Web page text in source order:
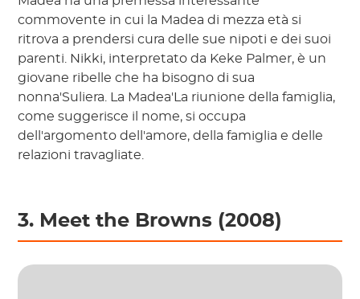
commovente in cui la Madea di mezza età si
ritrova a prendersi cura delle sue nipoti e dei suoi
parenti. Nikki, interpretato da Keke Palmer, è un
giovane ribelle che ha bisogno di sua
nonna'Suliera. La Madea'La riunione della famiglia,
come suggerisce il nome, si occupa
dell'argomento dell'amore, della famiglia e delle
relazioni travagliate.
3. Meet the Browns (2008)